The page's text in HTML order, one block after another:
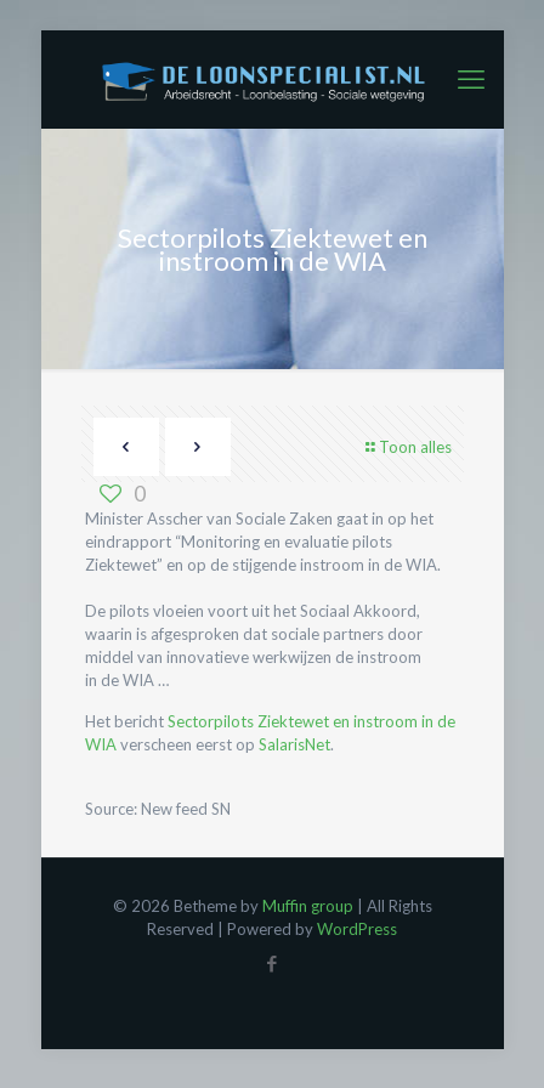
Sectorpilots Ziektewet en
instroom in de WIA
Toon alles
0
Minister Asscher van Sociale Zaken gaat in op het
eindrapport “Monitoring en evaluatie pilots
Ziektewet” en op de stijgende instroom in de WIA.
De pilots vloeien voort uit het Sociaal Akkoord,
waarin is afgesproken dat sociale partners door
middel van innovatieve werkwijzen de instroom
in de WIA …
Het berichtSectorpilots Ziektewet en instroom in de
WIAverscheen eerst op SalarisNet.
Source: New feed SN
© 2026 Betheme byMuffin group | All Rights
Reserved | Powered byWordPress